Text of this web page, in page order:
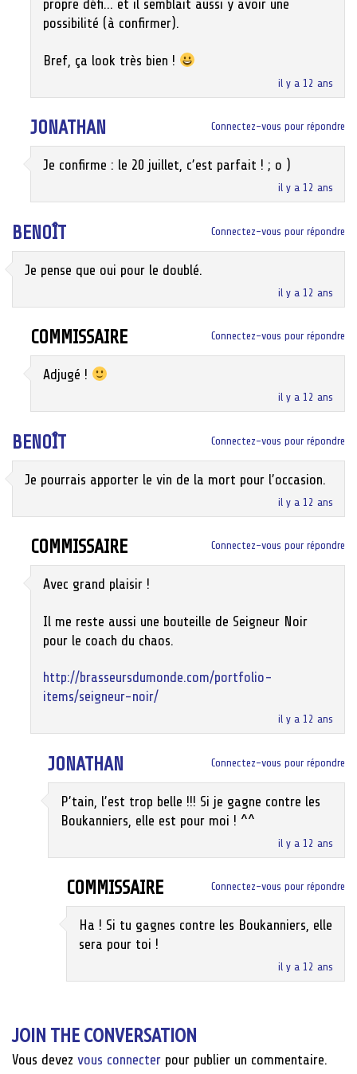
il y a 12 ans
propre défi… et il semblait aussi y avoir une
possibilité (à confirmer).
Bref, ça look très bien !
JONATHAN
il y a 12 ans
Je confirme : le 20 juillet, c’est parfait ! ; o )
Connectez-vous pour répondre
BENOÎT
il y a 12 ans
Je pense que oui pour le doublé.
Connectez-vous pour répondre
COMMISSAIRE
il y a 12 ans
Adjugé !
Connectez-vous pour répondre
BENOÎT
il y a 12 ans
Je pourrais apporter le vin de la mort pour l’occasion.
Connectez-vous pour répondre
COMMISSAIRE
il y a 12 ans
Avec grand plaisir !
Il me reste aussi une bouteille de Seigneur Noir
pour le coach du chaos.
http://brasseursdumonde.com/portfolio-
items/seigneur-noir/
Connectez-vous pour répondre
JONATHAN
il y a 12 ans
P’tain, l’est trop belle !!! Si je gagne contre les
Boukanniers, elle est pour moi ! ^^
Connectez-vous pour répondre
COMMISSAIRE
il y a 12 ans
Ha ! Si tu gagnes contre les Boukanniers, elle
sera pour toi !
Connectez-vous pour répondre
JOIN THE CONVERSATION
Vous devez vous connecter pour publier un commentaire.